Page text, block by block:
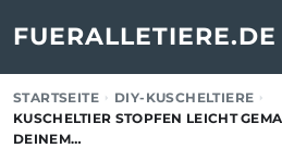
FUERALLETIERE.DE
STARTSEITE
DIY-KUSCHELTIERE
KUSCHELTIER STOPFEN LEICHT
DEINEM…